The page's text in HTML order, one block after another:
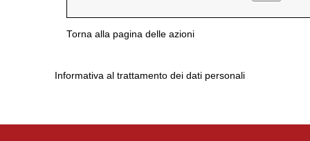
Torna alla pagina delle azioni
Informativa al trattamento dei dati personali